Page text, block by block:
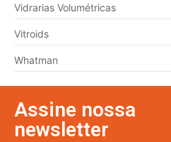
Vidrarias Volumétricas
Vitroids
Whatman
Assine nossa
newsletter